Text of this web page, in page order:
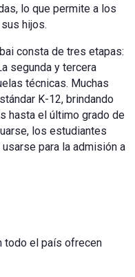
lo que permite a los
hijos.
consta de tres etapas:
segunda y tercera
técnicas. Muchas
K-12, brindando
hasta el último grado de
los estudiantes
para la admisión a
todo el país ofrecen